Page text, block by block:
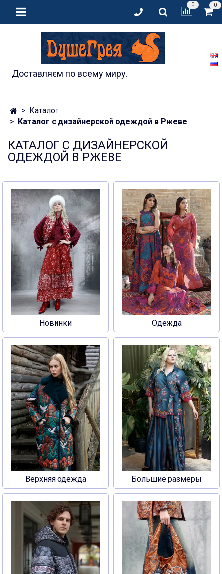
0 0
Доставляем по всему миру.
Каталог
Каталог с дизайнерской одеждой в Ржеве
КАТАЛОГ С ДИЗАЙНЕРСКОЙ
ОДЕЖДОЙ В РЖЕВЕ
Новинки Одежда
Верхняя одежда Большие размеры